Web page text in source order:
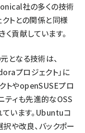
社の多くの技術
トとの関係と同様
貢献しています。
なる技術は、
プロジェクト」に
トやopenSUSEプロ
ティも先進的なOSS
います。Ubuntuコ
や改良、バックポー